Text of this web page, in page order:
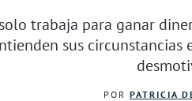
trabaja para ganar
sus circunstancias
POR PATRICIA